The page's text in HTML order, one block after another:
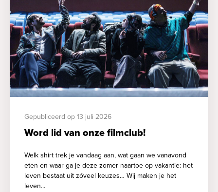
Gepubliceerd op 13 juli 2026
Word lid van onze filmclub!
Welk shirt trek je vandaag aan, wat gaan we vanavond
eten en waar ga je deze zomer naartoe op vakantie: het
leven bestaat uit zóveel keuzes… Wij maken je het
leven...